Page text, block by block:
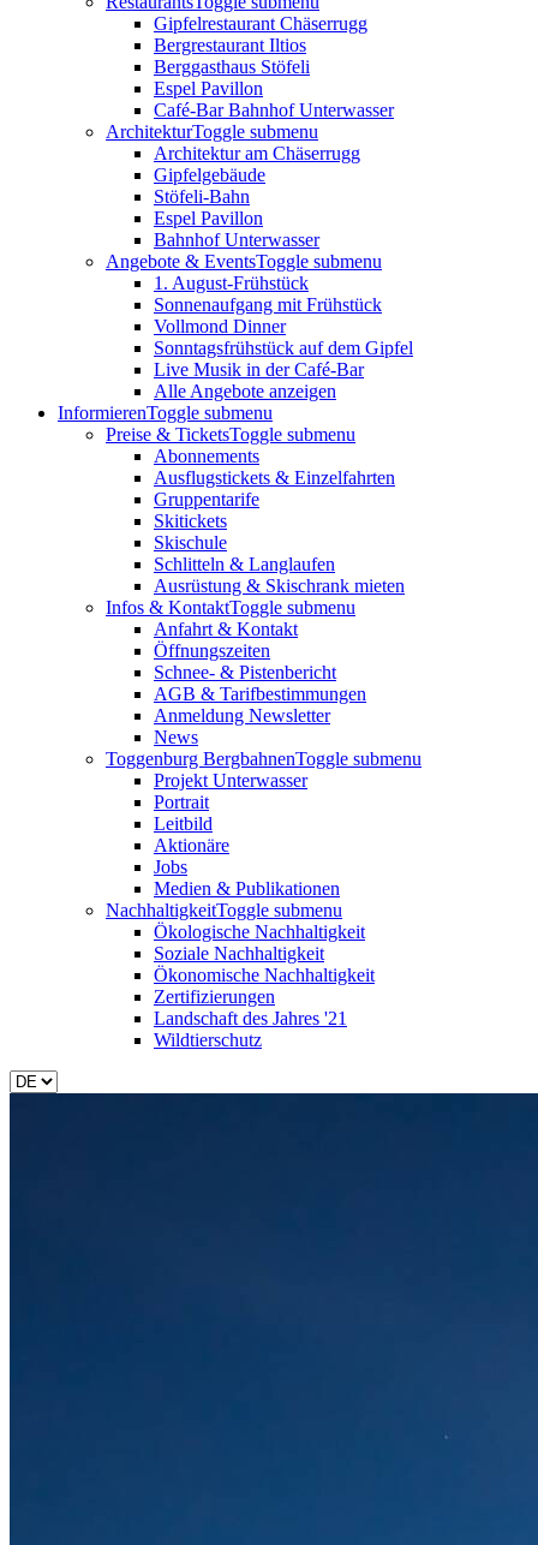
Gipfelrestaurant Chäserrugg
Bergrestaurant Iltios
Berggasthaus Stöfeli
Espel Pavillon
Café-Bar Bahnhof Unterwasser
ArchitekturToggle submenu
Architektur am Chäserrugg
Gipfelgebäude
Stöfeli-Bahn
Espel Pavillon
Bahnhof Unterwasser
Angebote & EventsToggle submenu
1. August-Frühstück
Sonnenaufgang mit Frühstück
Vollmond Dinner
Sonntagsfrühstück auf dem Gipfel
Live Musik in der Café-Bar
Alle Angebote anzeigen
InformierenToggle submenu
Preise & TicketsToggle submenu
Abonnements
Ausflugstickets & Einzelfahrten
Gruppentarife
Skitickets
Skischule
Schlitteln & Langlaufen
Ausrüstung & Skischrank mieten
Infos & KontaktToggle submenu
Anfahrt & Kontakt
Öffnungszeiten
Schnee- & Pistenbericht
AGB & Tarifbestimmungen
Anmeldung Newsletter
News
Toggenburg BergbahnenToggle submenu
Projekt Unterwasser
Portrait
Leitbild
Aktionäre
Jobs
Medien & Publikationen
NachhaltigkeitToggle submenu
Ökologische Nachhaltigkeit
Soziale Nachhaltigkeit
Ökonomische Nachhaltigkeit
Zertifizierungen
Landschaft des Jahres '21
Wildtierschutz